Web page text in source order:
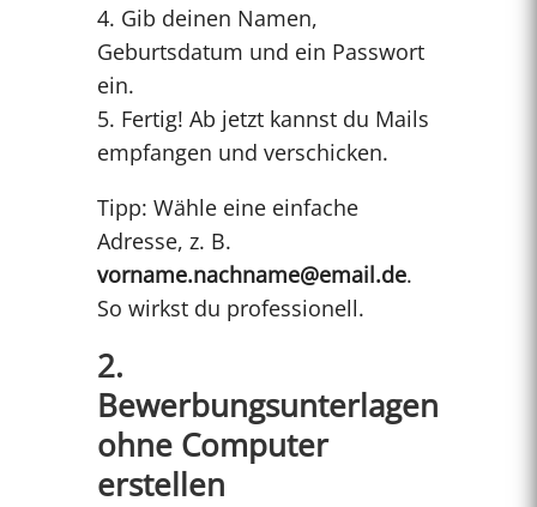
4. Gib deinen Namen,
Geburtsdatum und ein Passwort
ein.
5. Fertig! Ab jetzt kannst du Mails
empfangen und verschicken.
Tipp: Wähle eine einfache
Adresse, z. B.
vorname.nachname@email.de.
So wirkst du professionell.
2.
Bewerbungsunterlagen
ohne Computer
erstellen